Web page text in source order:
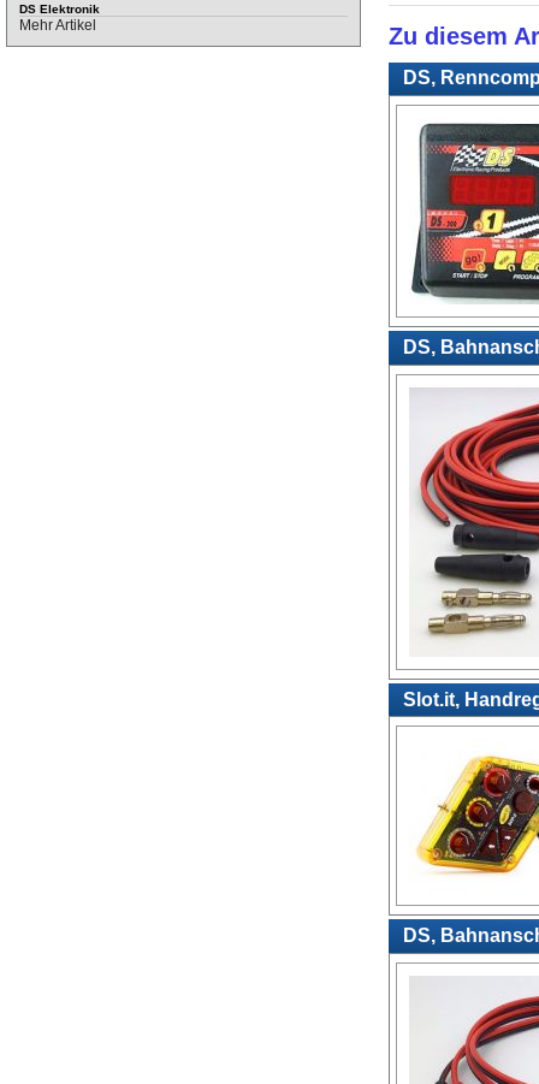
DS Elektronik
Mehr Artikel Zu diesem
DS,
DS,
Slot.it,
DS,